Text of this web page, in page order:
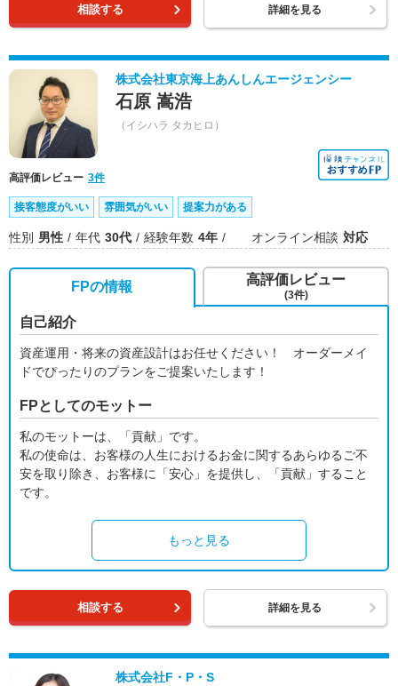
相談する 詳細を見る
株式会社東京海上あんしんエージェンシー
石原 嵩浩
（イシハラ タカヒロ）
高評価レビュー 3件
接客態度がいい 雰囲気がいい 提案力がある
性別 男性 年代 30代 経験年数 4年 オンライン相談 対応
FPの情報
自己紹介
資産運用・将来の資産設計はお任せください！ オーダーメイ
ドでぴったりのプランをご提案いたします！
FPとしてのモットー
私のモットーは、「貢献」です。
私の使命は、お客様の人生におけるお金に関するあらゆるご不
安を取り除き、お客様に「安心」を提供し、「貢献」すること
です。
もっと見る
高評価レビュー
(3件)
相談する 詳細を見る
株式会社F・P・S